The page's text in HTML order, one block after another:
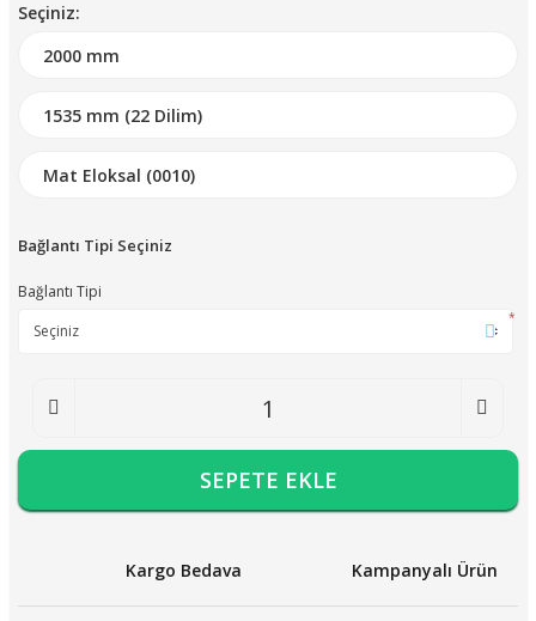
Seçiniz:
Bağlantı Tipi Seçiniz
Bağlantı Tipi
*
SEPETE EKLE
Kargo Bedava Kampanyalı Ürün